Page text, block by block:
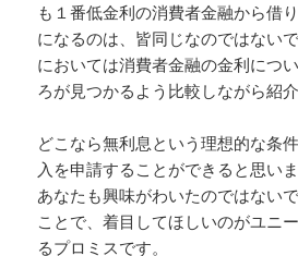
も１番低金利の消費者金融から借
になるのは、皆同じなのではない
においては消費者金融の金利につ
ろが見つかるよう比較しながら紹
どこなら無利息という理想的な条
入を申請することができると思い
あなたも興味がわいたのではない
ことで、着目してほしいのがユニ
るプロミスです。